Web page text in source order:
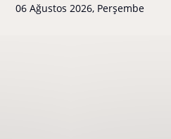
06 Ağustos 2026, Perşembe